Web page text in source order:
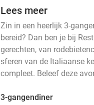
Lees meer
Zin in een heerlijk 3-
bereid? Dan ben je bij
gerechten, van
sferen van de Italiaanse
compleet. Beleef deze
3-gangendiner